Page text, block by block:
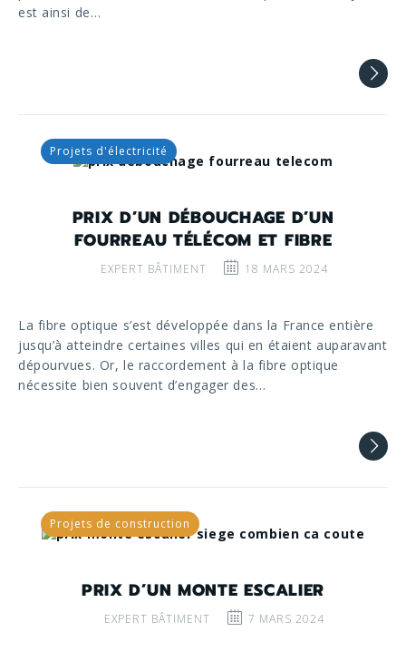
est ainsi de…
PRIX D’UN DÉBOUCHAGE D’UN
FOURREAU TÉLÉCOM ET FIBRE
EXPERT BÂTIMENT 18 MARS 2024
Projets d'électricité
La fibre optique s’est développée dans la France entière
jusqu’à atteindre certaines villes qui en étaient auparavant
dépourvues. Or, le raccordement à la fibre optique
nécessite bien souvent d’engager des…
PRIX D’UN MONTE ESCALIER
EXPERT BÂTIMENT 7 MARS 2024
Projets de construction